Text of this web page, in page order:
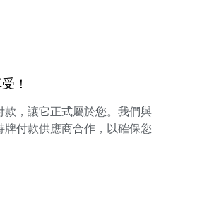
！
款，讓它正式屬於您。我們與
牌付款供應商合作，以確保您